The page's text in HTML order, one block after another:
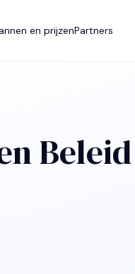
en prijzenPartners
Beleid